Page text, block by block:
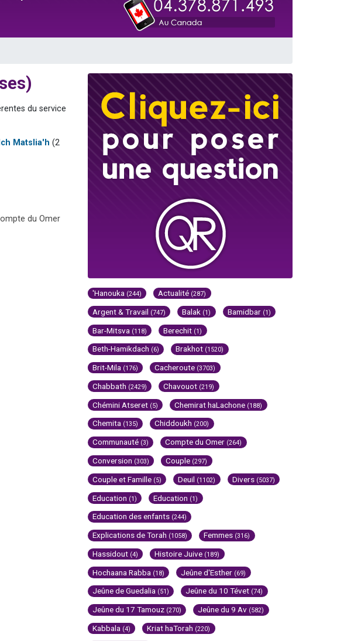
du service
Matslia'h (2
du Omer
'Hanouka (244) Actualité (287)
Argent & Travail (747) Balak (1) Bamidbar (1)
Bar-Mitsva (118) Berechit (1)
Beth-Hamikdach (6) Brakhot (1520)
Brit-Mila (176) Cacheroute (3703)
Chabbath (2429) Chavouot (219)
Chémini Atseret (5) Chemirat haLachone (188)
Chemita (135) Chiddoukh (200)
Communauté (3) Compte du Omer (264)
Conversion (303) Couple (297)
Couple et Famille (5) Deuil (1102) Divers (5037)
Education (1) Education (1)
Education des enfants (244)
Explications de Torah (1058) Femmes (316)
Hassidout (4) Histoire Juive (189)
Hochaana Rabba (18) Jeûne d'Esther (69)
Jeûne de Guedalia (51) Jeûne du 10 Tévet (74)
Jeûne du 17 Tamouz (270) Jeûne du 9 Av (582)
Kabbala (4) Kriat haTorah (220)